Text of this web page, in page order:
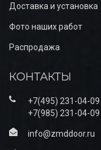
Доставка и установка
Фото наших работ
Распродажа
КОНТАКТЫ
+7(495) 231-04-09
+7(985) 231-04-09
info@zmddoor.ru